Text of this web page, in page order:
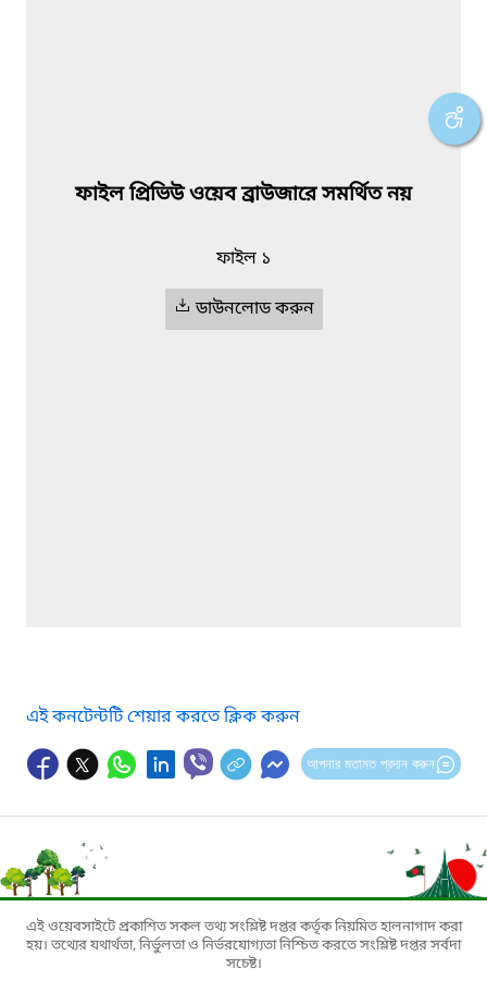
ফাইল প্রিভিউ ওয়েব ব্রাউজারে সমর্থিত নয়
ফাইল ১
ডাউনলোড করুন
এই কনটেন্টটি শেয়ার করতে ক্লিক করুন
আপনার মতামত প্রদান করুন
এই ওয়েবসাইটে প্রকাশিত সকল তথ্য সংশ্লিষ্ট দপ্তর কর্তৃক নিয়মিত হালনাগাদ করা
হয়। তথ্যের যথার্থতা, নির্ভুলতা ও নির্ভরযোগ্যতা নিশ্চিত করতে সংশ্লিষ্ট দপ্তর সর্বদা
সচেষ্ট।